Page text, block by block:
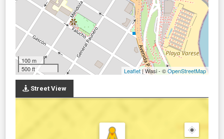
100 m
500 ft
Leaflet| Wasi - ©OpenStreetMap
Street View